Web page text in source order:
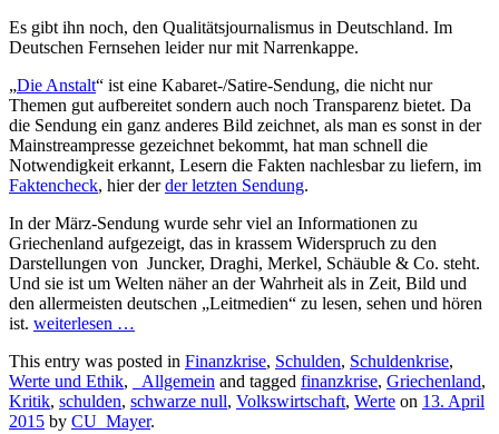
Es gibt ihn noch, den Qualitätsjournalismus in Deutschland. Im
Deutschen Fernsehen leider nur mit Narrenkappe.
„Die Anstalt“ ist eine Kabaret-/Satire-Sendung, die nicht nur
Themen gut aufbereitet sondern auch noch Transparenz bietet. Da
die Sendung ein ganz anderes Bild zeichnet, als man es sonst in der
Mainstreampresse gezeichnet bekommt, hat man schnell die
Notwendigkeit erkannt, Lesern die Fakten nachlesbar zu liefern, im
Faktencheck, hier derder letzten Sendung.
In der März-Sendung wurde sehr viel an Informationen zu
Griechenland aufgezeigt, das in krassem Widerspruch zu den
Darstellungen von Juncker, Draghi, Merkel, Schäuble & Co. steht.
Und sie ist um Welten näher an der Wahrheit als in Zeit, Bild und
den allermeisten deutschen „Leitmedien“ zu lesen, sehen und hören
ist. weiterlesen …
This entry was posted in Finanzkrise, Schulden, Schuldenkrise,
Werte und Ethik, _Allgemein and tagged finanzkrise, Griechenland,
Kritik, schulden, schwarze null, Volkswirtschaft, Werte on 13. April
2015 by CU_Mayer.